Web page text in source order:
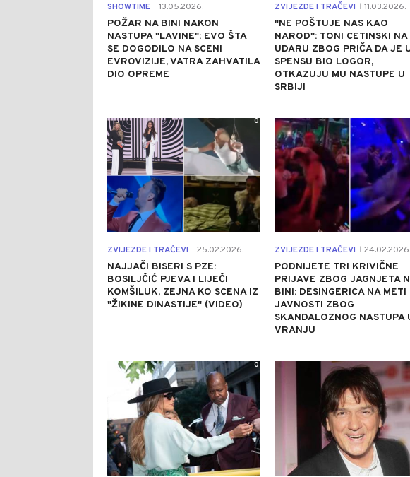
SHOWTIME 13.05.2026.
POŽAR NA BINI NAKON
NASTUPA "LAVINE": EVO ŠTA
SE DOGODILO NA SCENI
EVROVIZIJE, VATRA ZAHVATILA
DIO OPREME
ZVIJEZDE I TRAČEVI 11.03.2026.
"NE POŠTUJE NAS KAO
NAROD": TONI CETINSKI NA
UDARU ZBOG PRIČA DA JE
SPENSU BIO LOGOR,
OTKAZUJU MU NASTUPE U
SRBIJI
ZVIJEZDE I TRAČEVI 25.02.2026.
NAJJAČI BISERI S PZE:
BOSILJČIĆ PJEVA I LIJEČI
KOMŠILUK, ZEJNA KO SCENA IZ
"ŽIKINE DINASTIJE" (VIDEO)
0
ZVIJEZDE I TRAČEVI 24.02.2026.
PODNIJETE TRI KRIVIČNE
PRIJAVE ZBOG JAGNJETA
BINI: DESINGERICA NA METI
JAVNOSTI ZBOG
SKANDALOZNOG NASTUPA
VRANJU
0